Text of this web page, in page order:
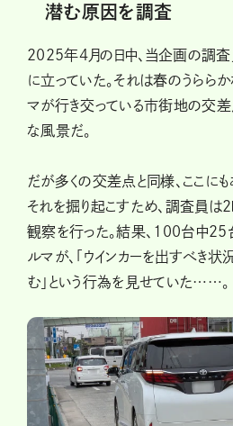
潜む原因を調査
2025年4月の日中、当企画の調
に立っていた。それは春のうらら
マが行き交っている市街地の交差
な風景だ。
だが多くの交差点と同様、ここに
それを掘り起こすため、調査員は
観察を行った。結果、100台中25
ルマが、「ウインカーを出すべき
む」という行為を見せていた……。